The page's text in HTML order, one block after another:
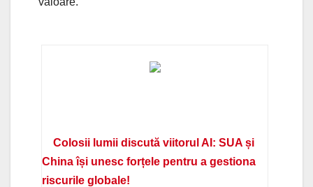
Colosii lumii discută viitorul AI: SUA și
China își unesc forțele pentru a gestiona
riscurile globale!